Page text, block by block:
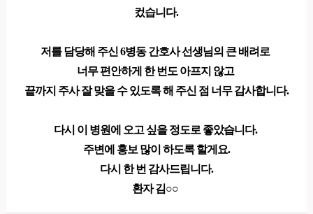
컸습니다.
저를 담당해 주신 6병동 간호사 선생님의 큰 배려로
너무 편안하게 한 번도 아프지 않고
끝까지 주사 잘 맞을 수 있도록 해 주신 점 너무 감사합니다.
다시 이 병원에 오고 싶을 정도로 좋았습니다.
주변에 홍보 많이 하도록 할게요.
다시 한 번 감사드립니다.
환자 김○○​